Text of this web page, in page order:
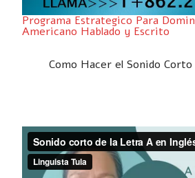
Programa Estrategico Para
Americano Hablado y Escrito
Como Hacer el Sonido